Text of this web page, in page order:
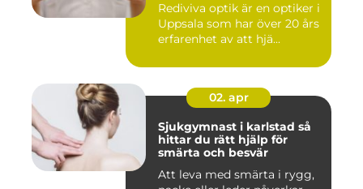
Rediviva optik är en optiker i
Uppsala som har över 20 års
erfarenhet av att hjä...
02. apr
Sjukgymnast i karlstad så
hittar du rätt hjälp för
smärta och besvär
Att leva med smärta i rygg,